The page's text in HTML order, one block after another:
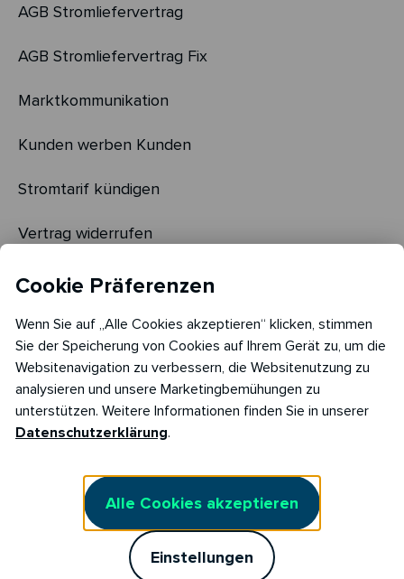
AGB Stromliefervertrag
AGB Stromliefervertrag Fix
Marktkommunikation
Kunden werben Kunden
Stromtarif kündigen
Vertrag widerrufen
Cookie Einstellungen
Copyright © 2026
RABOT Charge GmbH
Cookie Präferenzen
Wenn Sie auf „Alle Cookies akzeptieren“ klicken, stimmen
Sie der Speicherung von Cookies auf Ihrem Gerät zu, um die
Websitenavigation zu verbessern, die Websitenutzung zu
analysieren und unsere Marketingbemühungen zu
unterstützen. Weitere Informationen finden Sie in unserer
Datenschutzerklärung.
Alle Cookies akzeptieren
Einstellungen